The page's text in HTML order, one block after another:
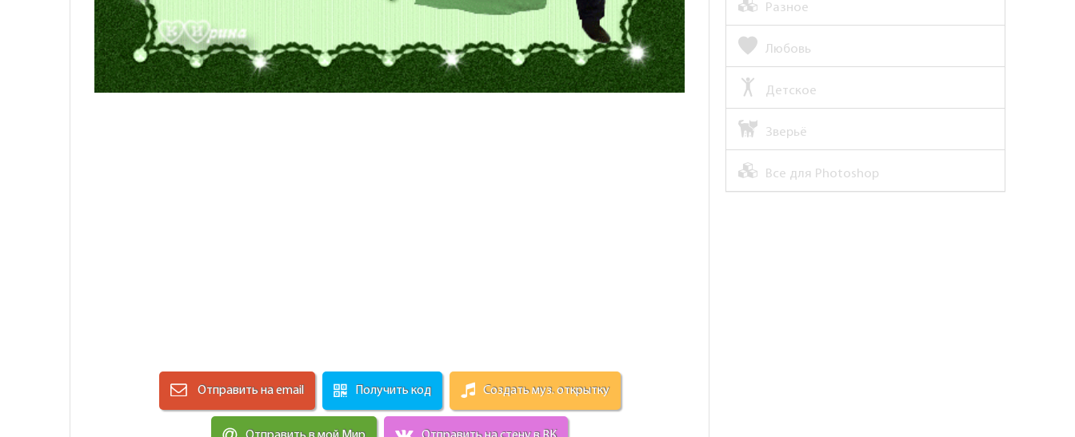
Отправить на email Получить код Создать муз. открытку
Разное
Любовь
Детское
Зверьё
Все для Photoshop